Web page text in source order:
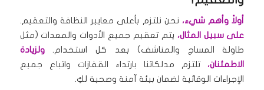
أولاً وأهم شيء، نحن نلتزم بأعلى معايير النظافة والتعقيم.
على سبيل المثال، يتم تعقيم جميع الأدوات والمعدات (مثل
طاولة المساج والمناشف) بعد كل استخدام.ولزيادة
الاطمئنان،تلتزم مدلكاتنا بارتداء القفازات واتباع جميع
الإجراءات الوقائية لضمان بيئة آمنة وصحية لكِ.